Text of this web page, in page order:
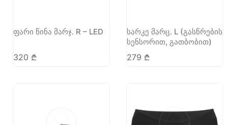
ფარი წინა მარჯ. R – LED
320 ₾
სარკე მარც. L (გასწრების
სენსორით, გათბობით)
279 ₾